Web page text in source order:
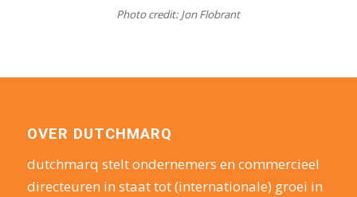
Photo credit: Jon Flobrant
OVER DUTCHMARQ
dutchmarq stelt ondernemers en commercieel
directeuren in staat tot (internationale) groei in